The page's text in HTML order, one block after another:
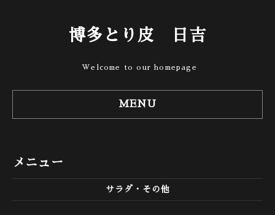
博多とり皮 日吉
Welcome to our homepage
MENU
メニュー
サラダ・その他